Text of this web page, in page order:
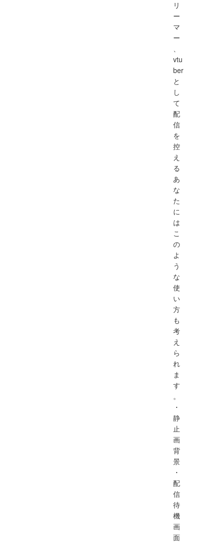
リ
ー
マ
ー
vtu
ber
と
し
て
配
信
を
控
え
る
あ
な
た
に
は
こ
の
よ
う
な
使
い
方
も
考
え
ら
れ
ま
す
。
・
静
止
画
背
景
・
配
信
待
機
画
面